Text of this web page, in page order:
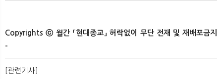
Copyrights ⓒ 월간 「현대종교」 허락없이 무단 전재 및 재배포금지
-
[관련기사]